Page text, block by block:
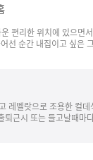
편리한 위치에 있으면
선 순간 내집이고 싶은
벨랏으로 조용한 컬
근시 또는 들고날때마